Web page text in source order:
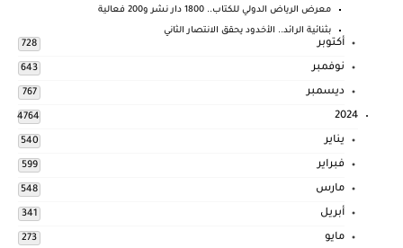
معرض الرياض الدولي للكتاب.. 1800 دار نشر و200 فعالية
بثنائية الرائد.. الأخدود يحقق الانتصار الثاني
أكتوبر 728
نوفمبر 643
ديسمبر 767
2024
4764
يناير 540
فبراير 599
مارس 548
أبريل 341
مايو 273